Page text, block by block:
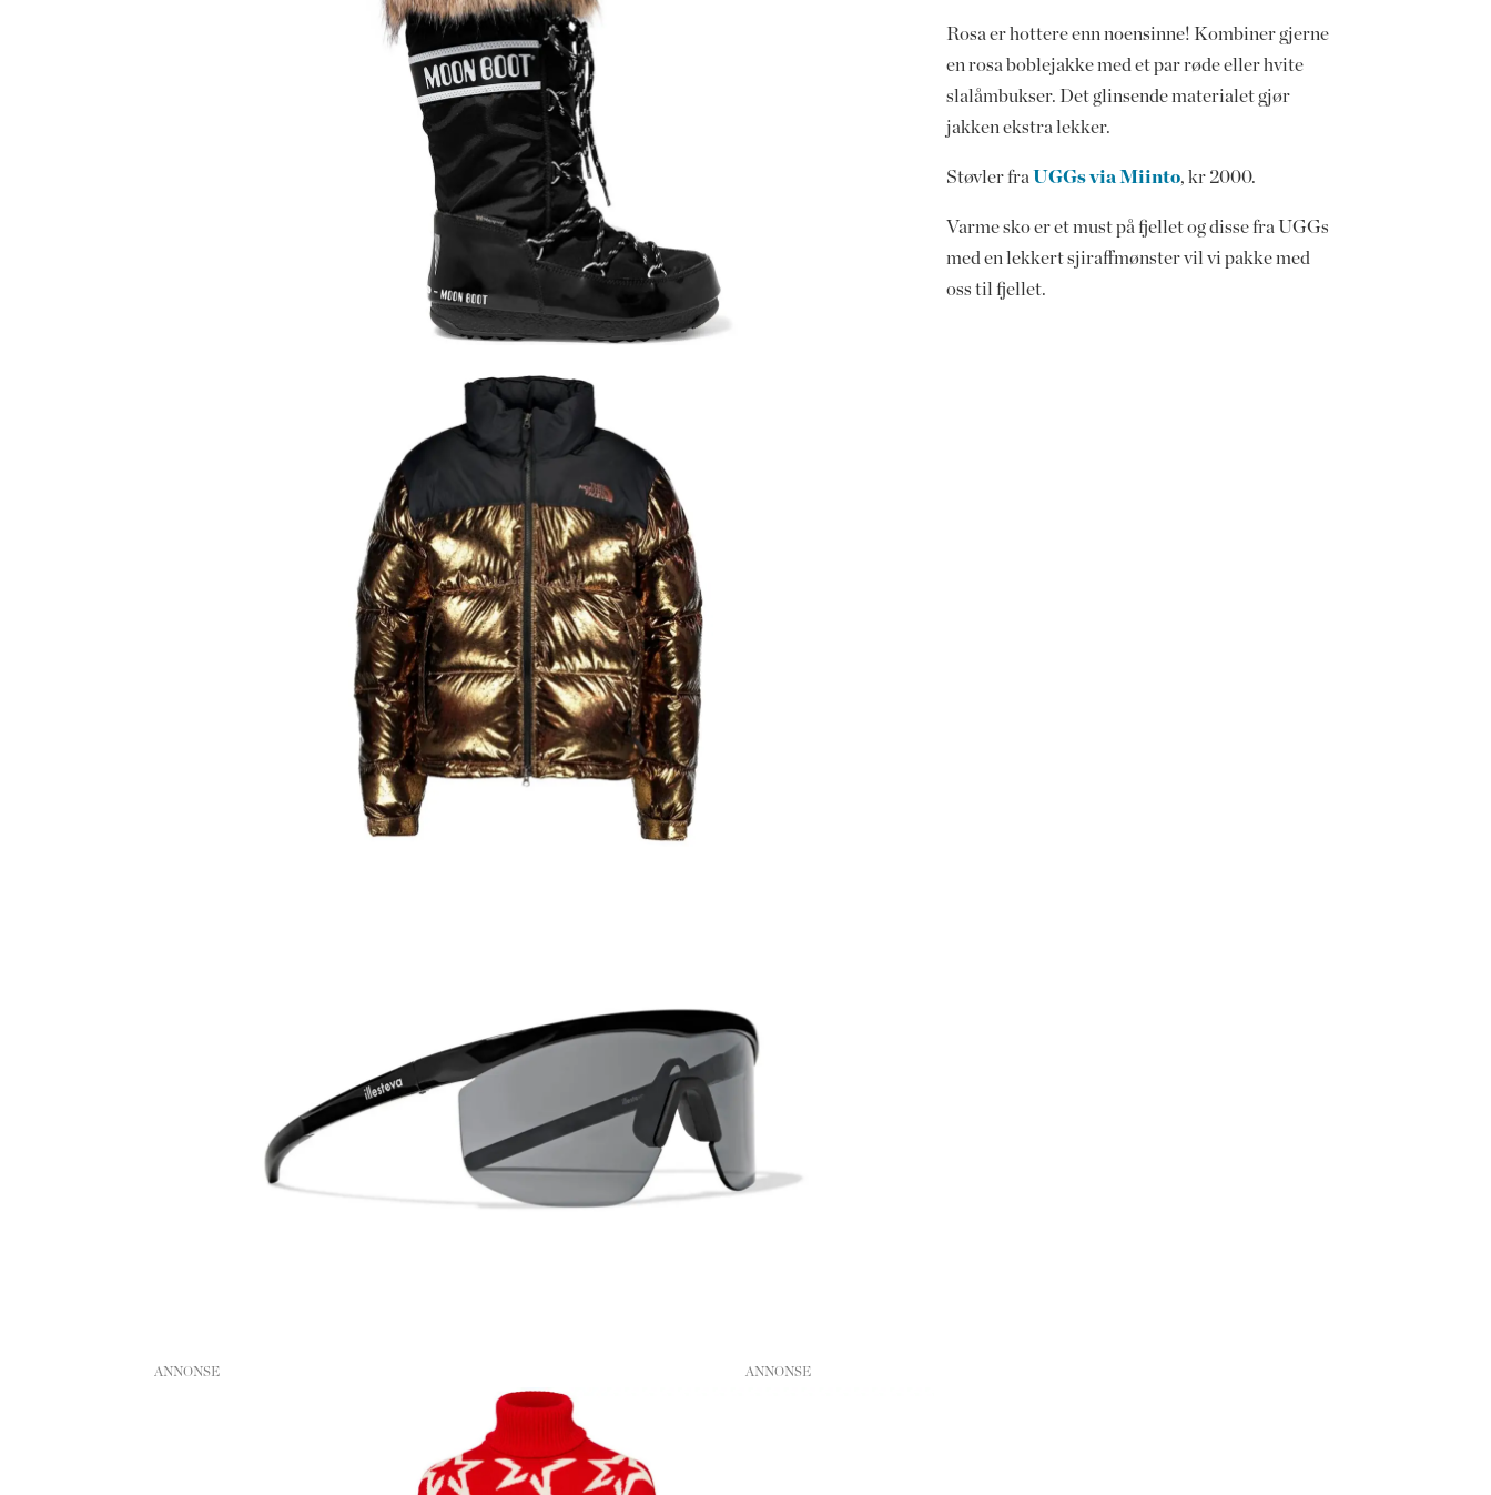
ANNONSE
Rosa er hottere enn noensinne! Kombiner gjerne
en rosa boblejakke med et par røde eller hvite
slalåmbukser. Det glinsende materialet gjør
jakken ekstra lekker.
Støvler fra UGGs via Miinto, kr 2000.
Varme sko er et must på fjellet og disse fra UGGs
med en lekkert sjiraffmønster vil vi pakke med
oss til fjellet.